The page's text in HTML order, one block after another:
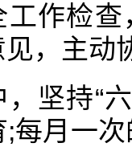
作检
，主动
坚持“
每月一